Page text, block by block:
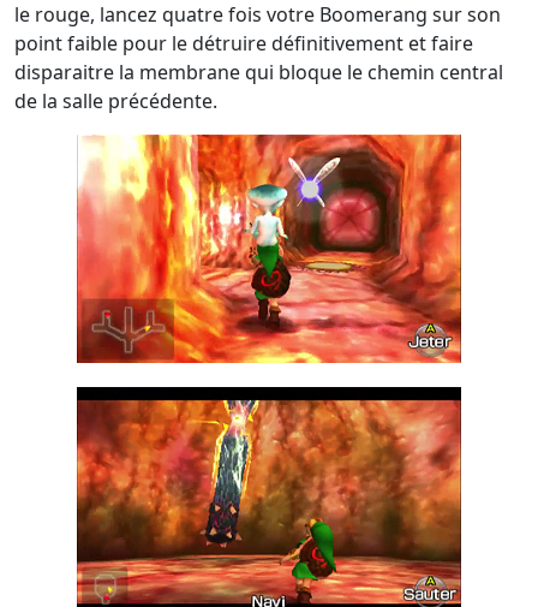
le rouge, lancez quatre fois votre Boomerang sur son
point faible pour le détruire définitivement et faire
disparaitre la membrane qui bloque le chemin central
de la salle précédente.